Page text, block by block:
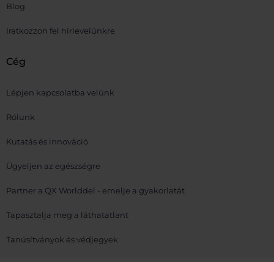
Blog
Iratkozzon fel hírlevelünkre
Cég
Lépjen kapcsolatba velünk
Rólunk
Kutatás és innováció
Ügyeljen az egészségre
Partner a QX Worlddel - emelje a gyakorlatát
Tapasztalja meg a láthatatlant
Tanúsítványok és védjegyek